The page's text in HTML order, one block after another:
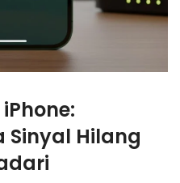
Sinyal Hilang